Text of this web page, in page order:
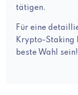
tätigen.
Für eine
Krypto-Staking
beste Wahl sein!